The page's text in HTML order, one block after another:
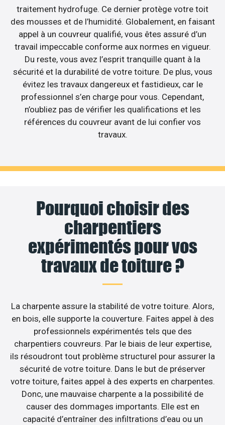
traitement hydrofuge. Ce dernier protège votre toit
des mousses et de l’humidité. Globalement, en faisant
appel à un couvreur qualifié, vous êtes assuré d’un
travail impeccable conforme aux normes en vigueur.
Du reste, vous avez l’esprit tranquille quant à la
sécurité et la durabilité de votre toiture. De plus, vous
évitez les travaux dangereux et fastidieux, car le
professionnel s’en charge pour vous. Cependant,
n’oubliez pas de vérifier les qualifications et les
références du couvreur avant de lui confier vos
travaux.
Pourquoi choisir des
charpentiers
expérimentés pour vos
travaux de toiture ?
La charpente assure la stabilité de votre toiture. Alors,
en bois, elle supporte la couverture. Faites appel à des
professionnels expérimentés tels que des
charpentiers couvreurs. Par le biais de leur expertise,
ils résoudront tout problème structurel pour assurer la
sécurité de votre toiture. Dans le but de préserver
votre toiture, faites appel à des experts en charpentes.
Donc, une mauvaise charpente a la possibilité de
causer des dommages importants. Elle est en
capacité d’entraîner des infiltrations d’eau ou un